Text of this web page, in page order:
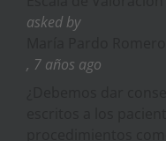
asked by
, 7 años ago